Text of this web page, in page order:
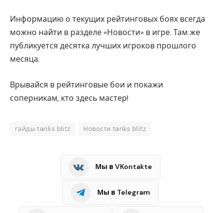
Информацию о текущих рейтинговых боях всегда
можно найти в разделе «Новости» в игре. Там же
публикуется десятка лучших игроков прошлого
месяца.
Врывайся в рейтинговые бои и покажи
соперникам, кто здесь мастер!
гайды tanks blitz Новости tanks blitz
Мы в VKontakte
Мы в Telegram